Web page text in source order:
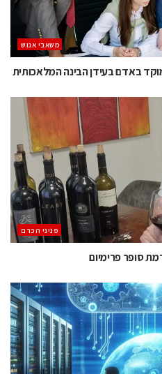
משאבי אנוש
באדם בעידן הבינה המלאכותית
פניני הכרם
סופר פרימיום